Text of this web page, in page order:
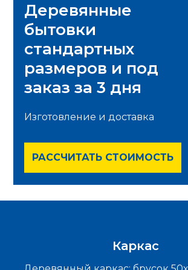
Деревянные
бытовки
стандартных
размеров и под
заказ за 3 дня
РАССЧИТАТЬ СТОИМОСТЬ
Изготовление и доставка
Каркас